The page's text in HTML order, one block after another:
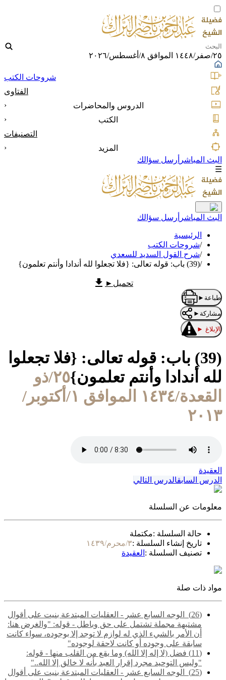
٢٥/صفر/١٤٤٨ الموافق ٨/أغسطس/٢٠٢٦
شروحات الكتب
الفتاوى
الدروس والمحاضرات
‹
الكتب
‹
التصنيفات
المزيد
‹
البث المباشر أرسل سؤالك
☰
البث المباشر أرسل سؤالك
الرئيسية
/شروحات الكتب
/شرح القول السديد للسعدي
/(39) باب: قوله تعالى: {فلا تجعلوا لله أندادا وأنتم تعلمون}
تحميل ►
طباعة ►
مشاركة ►
الإبلاغ ►
(39) باب: قوله تعالى: {فلا تجعلوا
لله أندادا وأنتم تعلمون}
٢٥/ذو
القعدة/١٤٣٤ الموافق ١/أكتوبر/
٢٠١٣
العقيدة
الدرس السابقالدرس التالي
معلومات عن السلسلة
حالة السلسلة :مكتملة
تاريخ إنشاء السلسلة :٣/محرم/١٤٣٩
تصنيف السلسلة : العقيدة
مواد ذات صلة
(26) ‌‌ الوجه السابع عشر - العقليات المبتدعة بنيت على أقوال
مشتبهة مجملة تشتمل على حق وباطل - قوله: "والغرض هنا:
أن الأمر بالشيء الذي له لوازم لا توجد إلا بوجوده، سواء كانت
سابقة على وجوده أو كانت لاحقة لوجوده"
(11) فضل (لا إله إلا الله) وما يقع من القلب منها - قوله:
"وليس التوحيد مجرد إقرار العبد بأنه لا خالق إلا الله.."
(25) ‌‌ الوجه السابع عشر - العقليات المبتدعة بنيت على أقوال